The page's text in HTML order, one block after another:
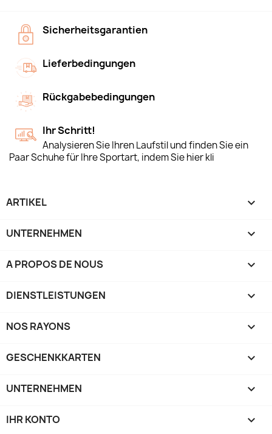
Sicherheitsgarantien
Lieferbedingungen
Rückgabebedingungen
Ihr Schritt!
Analysieren Sie Ihren Laufstil und finden Sie ein
Paar Schuhe für Ihre Sportart, indem Sie hier kli
ARTIKEL 
UNTERNEHMEN 
A PROPOS DE NOUS 
DIENSTLEISTUNGEN 
NOS RAYONS 
GESCHENKKARTEN 
UNTERNEHMEN 
IHR KONTO 